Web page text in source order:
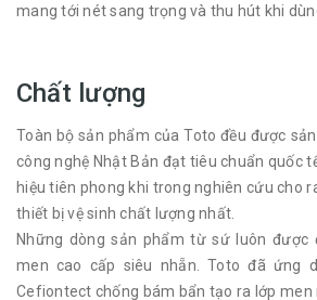
mang tới nét sang trọng và thu hút khi
Chất lượng
Toàn bộ sản phẩm của Toto đều được
công nghệ Nhật Bản đạt tiêu chuẩn quốc
hiệu tiên phong khi trong nghiên cứu cho
thiết bị vệ sinh chất lượng nhất.
Những dòng sản phẩm từ sứ luôn được
men cao cấp siêu nhẵn. Toto đã ứng
Cefiontect chống bám bẩn tạo ra lớp men